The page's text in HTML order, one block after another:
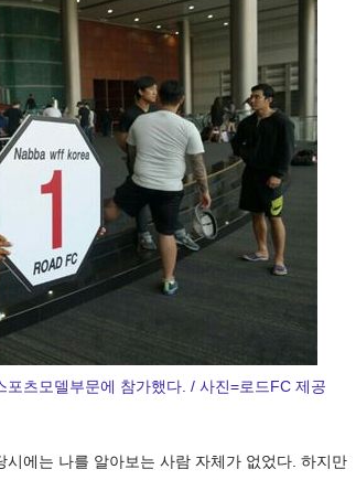
츠모델부문에 참가했다. / 사진=로드FC 제공
에는 나를 알아보는 사람 자체가 없었다. 하지만